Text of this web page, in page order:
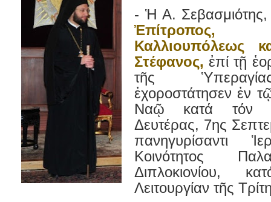
- Ἡ Α. Σεβασμιότης,
Ἐπίτροπος,
Καλλιουπόλεως
Στέφανος, ἐπί τῇ
τῆς
ἐχοροστάτησεν ἐν
Ναῷ κατά τόν
Δευτέρας, 7ης
Κοινότητος
Διπλοκιονίου,
Λειτουργίαν τῆς